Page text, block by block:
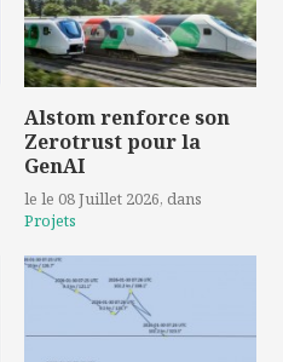
Alstom renforce son
Zerotrust pour la
GenAI
le le 08 Juillet 2026, dans
Projets